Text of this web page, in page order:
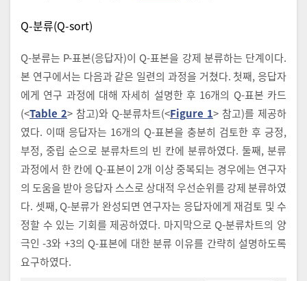
Q-분류(Q-sort)
Q-분류는 P-표본(응답자)이 Q-표본을 강제 분류하는 단계이다.
본 연구에서는 다음과 같은 일련의 과정을 거쳤다. 첫째, 응답자
에게 연구 과정에 대해 자세히 설명한 후 16개의 Q-표본 카드
(<Table 2> 참고)와 Q-분류차트(<Figure 1> 참고)를 제공하
였다. 이때 응답자는 16개의 Q-표본을 충분히 검토한 후 긍정,
부정, 중립 순으로 분류차트의 빈 칸에 분류하였다. 둘째, 분류
과정에서 한 칸에 Q-표본이 2개 이상 중복되는 경우에는 연구자
의 도움을 받아 응답자 스스로 상대적 우선순위를 강제 분류하였
다. 셋째, Q-분류가 완성되면 연구자는 응답자에게 재검토 및 수
정할 수 있는 기회를 제공하였다. 마지막으로 Q-분류차트의 양
극인 -3와 +3의 Q-표본에 대한 분류 이유를 간략히 설명하도록
요구하였다.